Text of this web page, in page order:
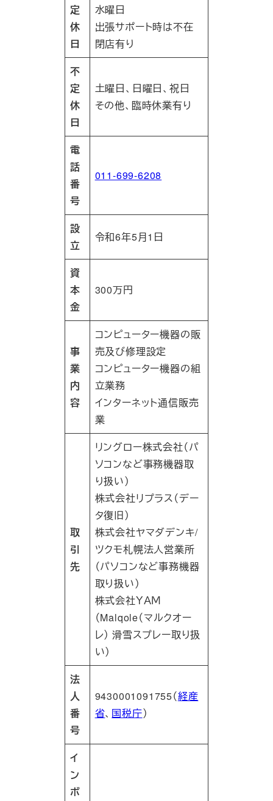
定
休
日
水曜日
出張サポート時は不在
閉店有り
不
定
休
日
土曜日、日曜日、祝日
その他、臨時休業有り
電
話
番
号
011-699-6208
設
立
令和6年5月1日
資
本
金
300万円
事
業
内
容
コンピューター機器の販
売及び修理設定
コンピューター機器の組
立業務
インターネット通信販売
業
取
引
先
リングロー株式会社（パ
ソコンなど事務機器取
り扱い）
株式会社リプラス（デー
タ復旧）
株式会社ヤマダデンキ/
ツクモ札幌法人営業所
（パソコンなど事務機器
取り扱い）
株式会社ＹＡＭ
（Malqole（マルクオー
レ） 滑雪スプレー取り扱
い）
法
人
番
号
9430001091755（経産
省、 国税庁）
イ
ン
ボ